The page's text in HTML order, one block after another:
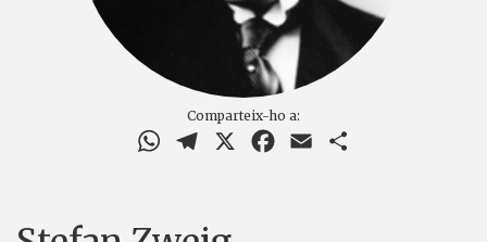
Comparteix-ho a:
WhatsAppTelegram Facebook
Email